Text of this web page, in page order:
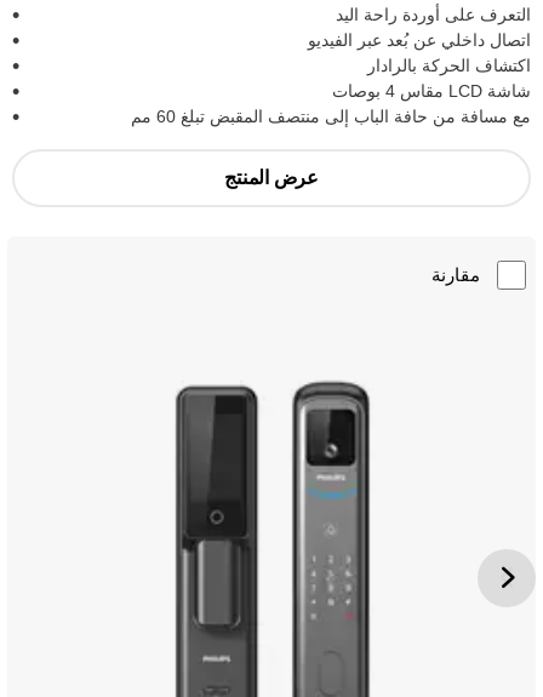
التعرف على أوردة راحة اليد
اتصال داخلي عن بُعد عبر الفيديو
اكتشاف الحركة بالرادار
شاشة LCD مقاس 4 بوصات
مع مسافة من حافة الباب إلى منتصف المقبض تبلغ 60 مم
عرض المنتج
مقارنة